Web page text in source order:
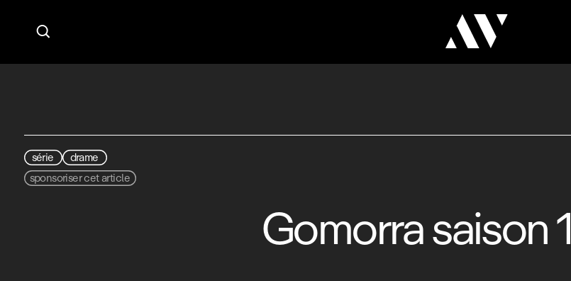

série
drame
sponsoriser cet article
Gomorra saison 1